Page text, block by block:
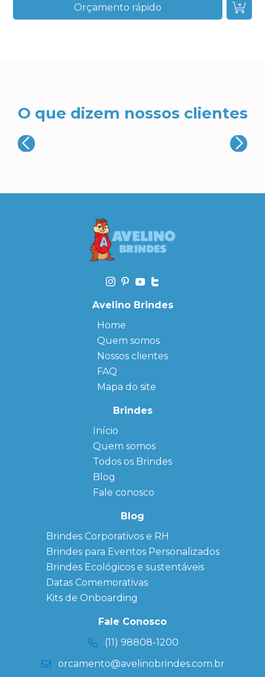
Orçamento rápido
O que dizem nossos clientes
Avelino Brindes
Home
Quem somos
Nossos clientes
FAQ
Mapa do site
Brindes
Início
Quem somos
← Back
FAQ
Sitemap
Todos os Brindes
← Back
Agendas
Personalizadas
Personalizado
personalizados
Brindes
Corporativos
Copos Térmicos
Personalizados
Datas Especiais
Ecobag
Personalizada
Kits
Blog
Fale conosco
Blog
Brindes Corporativos e RH
Brindes para Eventos Personalizados
Brindes Ecológicos e sustentáveis
Datas Comemorativas
Kits de Onboarding
Fale Conosco
(11) 98808-1200
orcamento@avelinobrindes.com.br